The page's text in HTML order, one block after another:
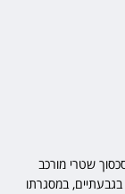
שטרי מורכב
במסגרתו